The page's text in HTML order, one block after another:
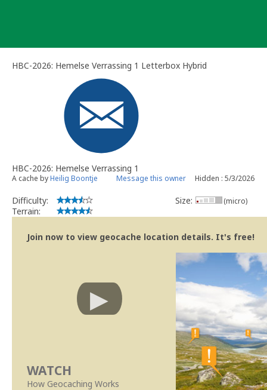
HBC-2026: Hemelse Verrassing 1 Letterbox Hybrid
HBC-2026: Hemelse Verrassing 1
A cache byHeilig Boontje Message this owner Hidden : 5/3/2026
Difficulty:
Terrain:
Size: (micro)
Join now to view geocache location details. It's free!
WATCH
How Geocaching Works